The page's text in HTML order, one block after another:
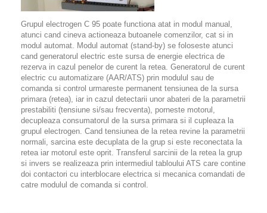
Grupul electrogen C 95 poate functiona atat in modul manual,
atunci cand cineva actioneaza butoanele comenzilor, cat si in
modul automat. Modul automat (stand-by) se foloseste atunci
cand generatorul electric este sursa de energie electrica de
rezerva in cazul penelor de curent la retea. Generatorul de curent
electric cu automatizare (AAR/ATS) prin modulul sau de
comanda si control urmareste permanent tensiunea de la sursa
primara (retea), iar in cazul detectarii unor abateri de la parametrii
prestabiliti (tensiune si/sau frecventa), porneste motorul,
decupleaza consumatorul de la sursa primara si il cupleaza la
grupul electrogen. Cand tensiunea de la retea revine la parametrii
normali, sarcina este decuplata de la grup si este reconectata la
retea iar motorul este oprit. Transferul sarcinii de la retea la grup
si invers se realizeaza prin intermediul tabloului ATS care contine
doi contactori cu interblocare electrica si mecanica comandati de
catre modulul de comanda si control.